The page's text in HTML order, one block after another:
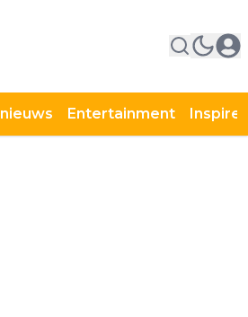
Entertainment